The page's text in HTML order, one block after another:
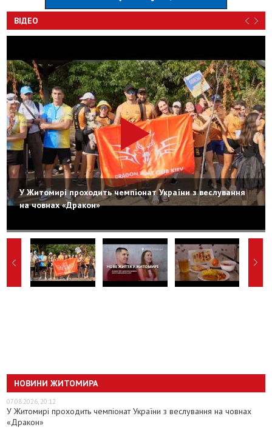
ВІДЕО
У Житомирі проходить чемпіонат України з веслування
на човнах «Дракон»
НОВИНИ ЖИТОМИРА
07.08.2026, 20:12
У Житомирі проходить чемпіонат України з веслування на човнах
«Дракон»